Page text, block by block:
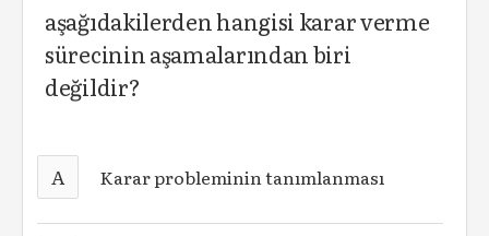
aşağıdakilerden hangisi karar verme
sürecinin aşamalarından biri
değildir?
A Karar probleminin tanımlanması